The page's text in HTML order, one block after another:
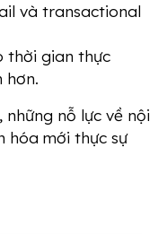
và transactional
thời gian thực
hơn.
nỗ lực về nội
hóa mới thực sự